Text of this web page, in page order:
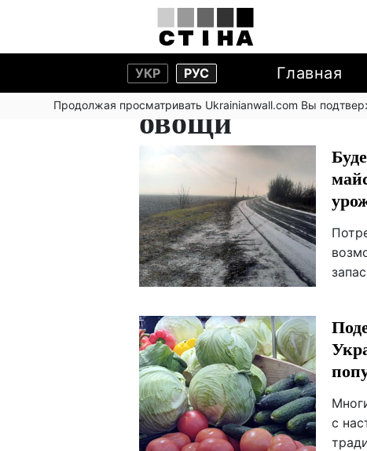
УКР РУС Главная
Продолжая просматривать Ukrainianwall.com Вы
овощи
с